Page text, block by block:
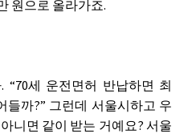
원으로 올라가죠.
“70세 운전면허 반납하면 최
들까?” 그런데 서울시하고 우
니면 같이 받는 거예요? 서울